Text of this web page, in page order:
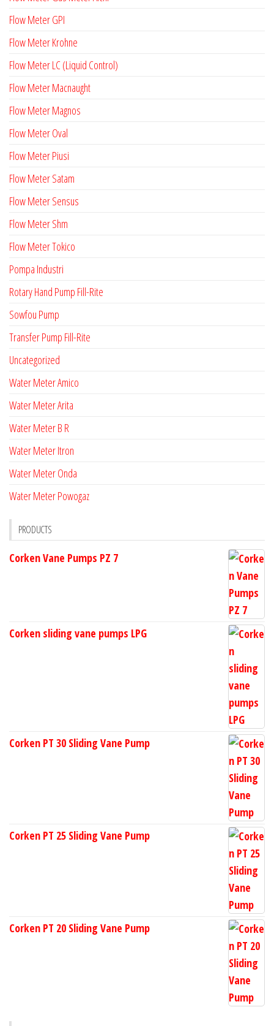
Flow Meter GPI
Flow Meter Krohne
Flow Meter LC (Liquid Control)
Flow Meter Macnaught
Flow Meter Magnos
Flow Meter Oval
Flow Meter Piusi
Flow Meter Satam
Flow Meter Sensus
Flow Meter Shm
Flow Meter Tokico
Pompa Industri
Rotary Hand Pump Fill-Rite
Sowfou Pump
Transfer Pump Fill-Rite
Uncategorized
Water Meter Amico
Water Meter Arita
Water Meter B R
Water Meter Itron
Water Meter Onda
Water Meter Powogaz
PRODUCTS
Corken Vane Pumps PZ 7
Corken sliding vane pumps LPG
Corken PT 30 Sliding Vane Pump
Corken PT 25 Sliding Vane Pump
Corken PT 20 Sliding Vane Pump